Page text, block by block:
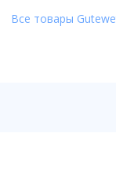
Все товары